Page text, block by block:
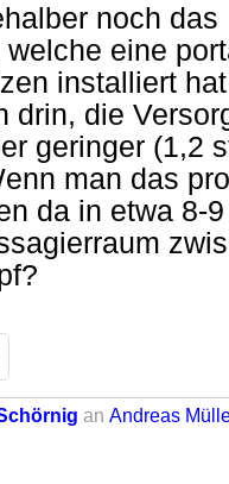
noch
eine
installiert
drin, die
geringer (1,2
man das
da in etwa 8-
an Andreas